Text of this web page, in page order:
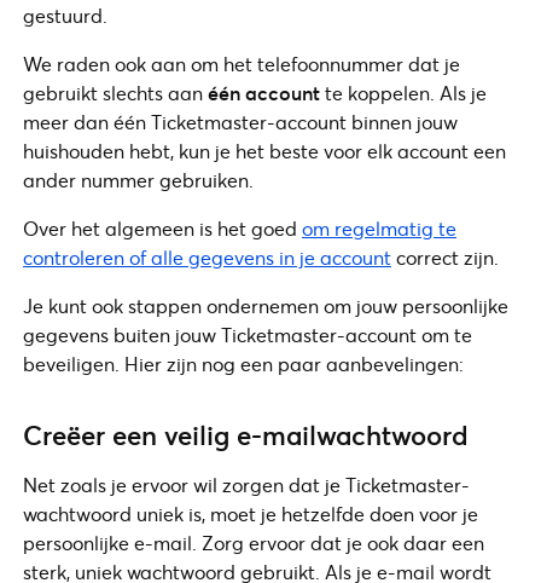
gestuurd.
We raden ook aan om het telefoonnummer dat je
gebruikt slechts aanéén accountte koppelen. Als je
meer dan één Ticketmaster-account binnen jouw
huishouden hebt, kun je het beste voor elk account een
ander nummer gebruiken.
Over het algemeen is het goed om regelmatig te
controleren of alle gegevens in je accountcorrect zijn.
Je kunt ook stappen ondernemen om jouw persoonlijke
gegevens buiten jouw Ticketmaster-account om te
beveiligen. Hier zijn nog een paar aanbevelingen:
Creëer een veilig e-mailwachtwoord
Net zoals je ervoor wil zorgen dat je Ticketmaster-
wachtwoord uniek is, moet je hetzelfde doen voor je
persoonlijke e-mail. Zorg ervoor dat je ook daar een
sterk, uniek wachtwoord gebruikt. Als je e-mail wordt